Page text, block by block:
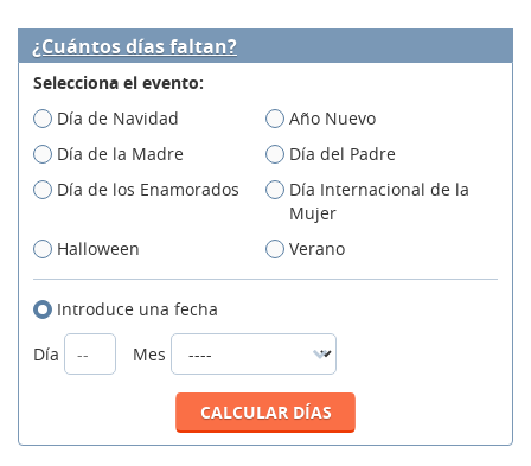
¿Cuántos días faltan?
Selecciona el evento:
Día de Navidad
Año Nuevo
Día de la Madre
Día del Padre
Día de los Enamorados
Día Internacional de la
Mujer
Halloween
Verano
Introduce una fecha
Día
Mes